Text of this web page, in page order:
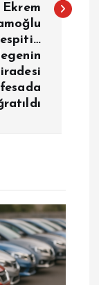
Ekrem
iradesi
fesada